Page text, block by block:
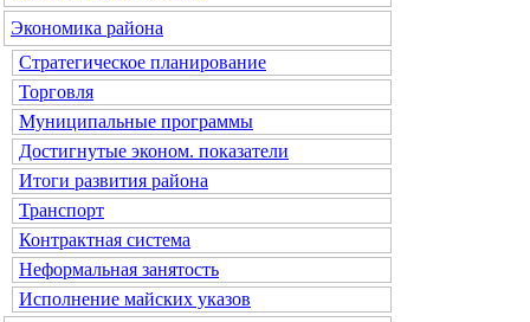
Экономика района
Стратегическое планирование
Торговля
Муниципальные программы
Достигнутые эконом. показатели
Итоги развития района
Транспорт
Контрактная система
Неформальная занятость
Исполнение майских указов